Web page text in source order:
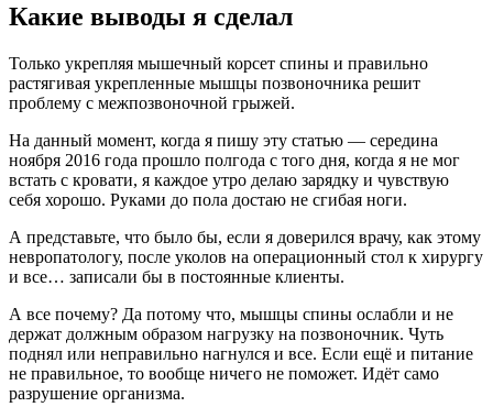
Какие выводы я сделал
Только укрепляя мышечный корсет спины и правильно
растягивая укрепленные мышцы позвоночника решит
проблему с межпозвоночной грыжей.
На данный момент, когда я пишу эту статью — середина
ноября 2016 года прошло полгода с того дня, когда я не мог
встать с кровати, я каждое утро делаю зарядку и чувствую
себя хорошо. Руками до пола достаю не сгибая ноги.
А представьте, что было бы, если я доверился врачу, как этому
невропатологу, после уколов на операционный стол к хирургу
и все… записали бы в постоянные клиенты.
А все почему? Да потому что, мышцы спины ослабли и не
держат должным образом нагрузку на позвоночник. Чуть
поднял или неправильно нагнулся и все. Если ещё и питание
не правильное, то вообще ничего не поможет. Идёт само
разрушение организма.